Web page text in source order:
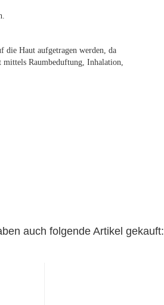
die Haut aufgetragen werden, da
Raumbeduftung, Inhalation,
auch folgende Artikel gekauft: